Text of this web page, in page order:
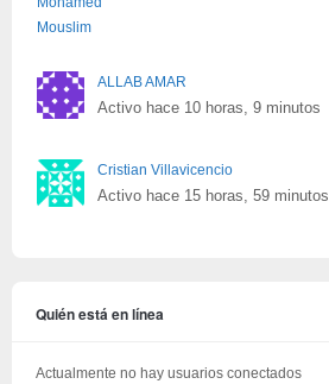
ALLAB AMAR
Activo hace 10 horas, 9 minutos
Cristian Villavicencio
Activo hace 15 horas, 59 minutos
Quién está en línea
Actualmente no hay usuarios conectados